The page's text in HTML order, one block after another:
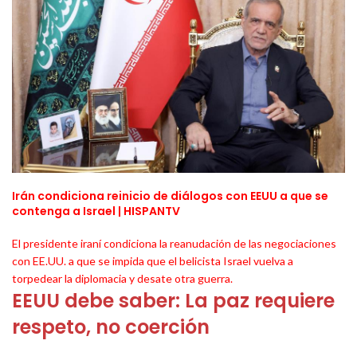
Irán condiciona reinicio de diálogos con EEUU a que se
contenga a Israel | HISPANTV
El presidente iraní condiciona la reanudación de las negociaciones
con EE.UU. a que se impida que el belicista Israel vuelva a
torpedear la diplomacia y desate otra guerra.
EEUU debe saber: La paz requiere
respeto, no coerción